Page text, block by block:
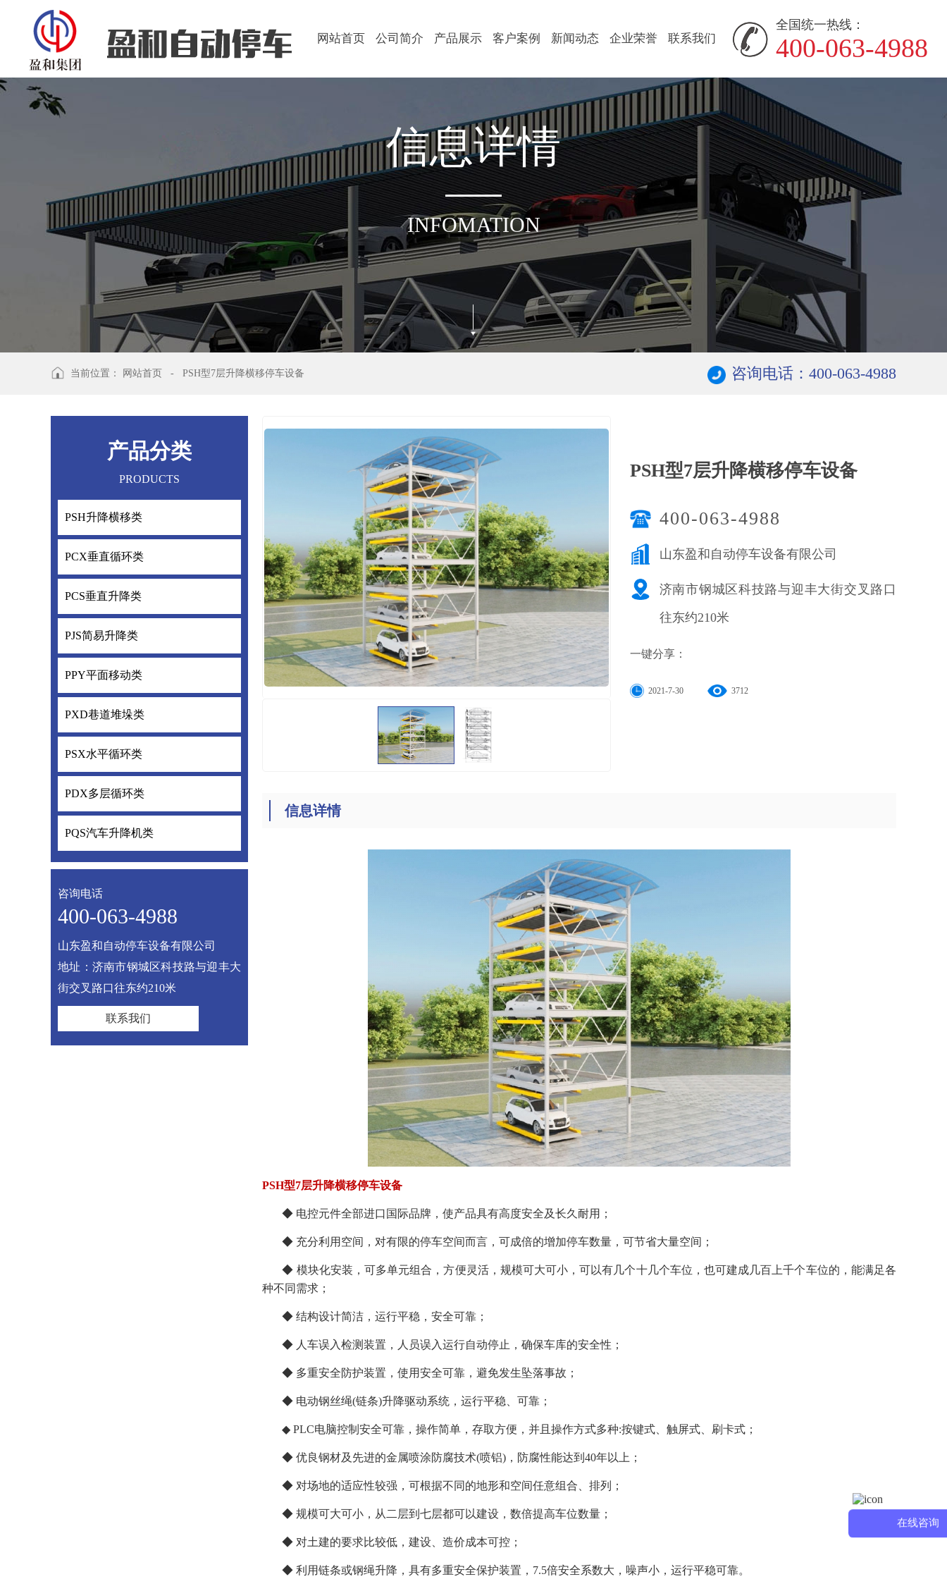
网站首页 公司简介 产品展示 客户案例 新闻动态 企业荣誉 联系我们
全国统一热线：
400-063-4988
信息详情
INFOMATION
当前位置： 网站首页 - PSH型7层升降横移停车设备 咨询电话：400-063-4988
产品分类
PRODUCTS
PSH升降横移类
PCX垂直循环类 PCX垂直循环类
PCS垂直升降类 PCS垂直升降类
PJS简易升降类 PJS简易升降类
PPY平面移动类 PPY平面移动类
PXD巷道堆垛类
PSX水平循环类
PDX多层循环类
PQS汽车升降机类
咨询电话
400-063-4988
山东盈和自动停车设备有限公司
地址：济南市钢城区科技路与迎丰大
街交叉路口往东约210米
联系我们
PSH型7层升降横移停车设备
400-063-4988
山东盈和自动停车设备有限公司
济南市钢城区科技路与迎丰大街交叉路口
往东约210米
一键分享：
2021-7-30 3712
信息详情
PSH型7层升降横移停车设备
◆ 电控元件全部进口国际品牌，使产品具有高度安全及长久耐用；
◆ 充分利用空间，对有限的停车空间而言，可成倍的增加停车数量，可节省大量空间；
◆ 模块化安装，可多单元组合，方便灵活，规模可大可小，可以有几个十几个车位，也可建成几百上千个车位的，能满足各
种不同需求；
◆ 结构设计简洁，运行平稳，安全可靠；
◆ 人车误入检测装置，人员误入运行自动停止，确保车库的安全性；
◆ 多重安全防护装置，使用安全可靠，避免发生坠落事故；
◆ 电动钢丝绳(链条)升降驱动系统，运行平稳、可靠；
◆ PLC电脑控制安全可靠，操作简单，存取方便，并且操作方式多种:按键式、触屏式、刷卡式；
◆ 优良钢材及先进的金属喷涂防腐技术(喷铝)，防腐性能达到40年以上；
◆ 对场地的适应性较强，可根据不同的地形和空间任意组合、排列；
◆ 规模可大可小，从二层到七层都可以建设，数倍提高车位数量；
◆ 对土建的要求比较低，建设、造价成本可控；
◆ 利用链条或钢绳升降，具有多重安全保护装置，7.5倍安全系数大，噪声小，运行平稳可靠。
在线咨询